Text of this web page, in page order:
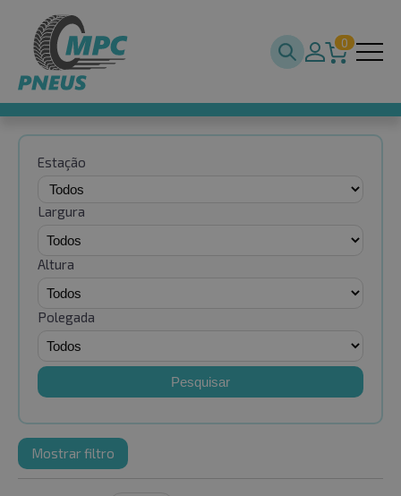
0
Estação
Largura
Altura
Polegada
Pesquisar
Mostrar filtro